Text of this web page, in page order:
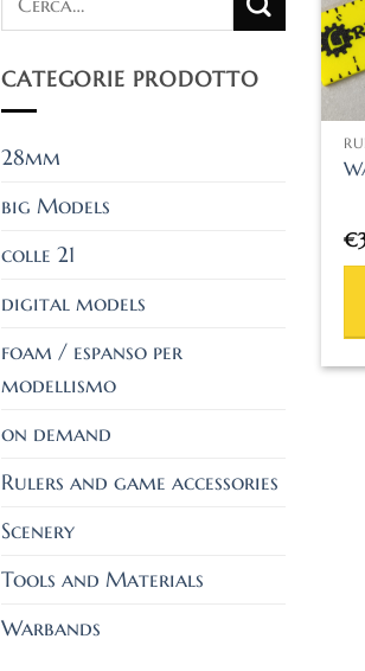
CATEGORIE PRODOTTO
28mm
big Models
colle 21
digital models
foam / espanso per
modellismo
on demand
Rulers and game accessories
Scenery
Tools and Materials
Warbands
€